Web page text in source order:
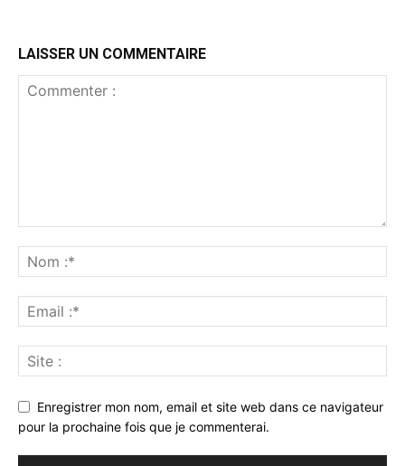
LAISSER UN COMMENTAIRE
Enregistrer mon nom, email et site web dans ce navigateur
pour la prochaine fois que je commenterai.